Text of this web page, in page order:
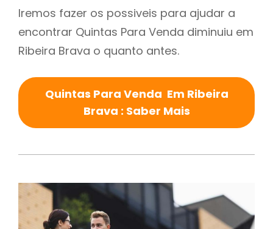
Iremos fazer os possiveis para ajudar a
encontrar Quintas Para Venda diminuiu em
Ribeira Brava o quanto antes.
Quintas Para Venda Em Ribeira
Brava : Saber Mais